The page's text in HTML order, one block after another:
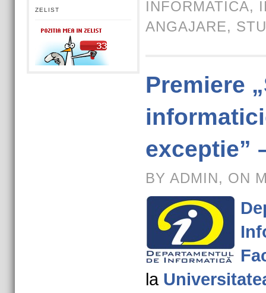
ZELIST INFORMATICA,
ANGAJARE,
Premiere
exceptie”
BY ADMIN, ON
la